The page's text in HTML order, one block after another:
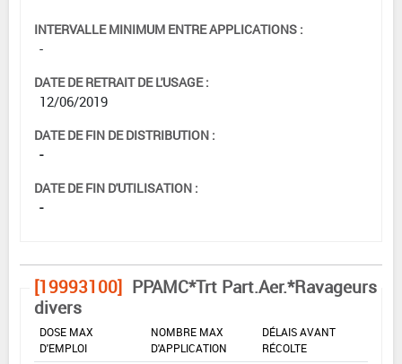
INTERVALLE MINIMUM ENTRE APPLICATIONS :
-
DATE DE RETRAIT DE L'USAGE :
12/06/2019
DATE DE FIN DE DISTRIBUTION :
-
DATE DE FIN D'UTILISATION :
-
[19993100] PPAMC*Trt Part.Aer.*Ravageurs
divers
DOSE MAX
D'EMPLOI
NOMBRE MAX
D'APPLICATION
DÉLAIS AVANT
RÉCOLTE